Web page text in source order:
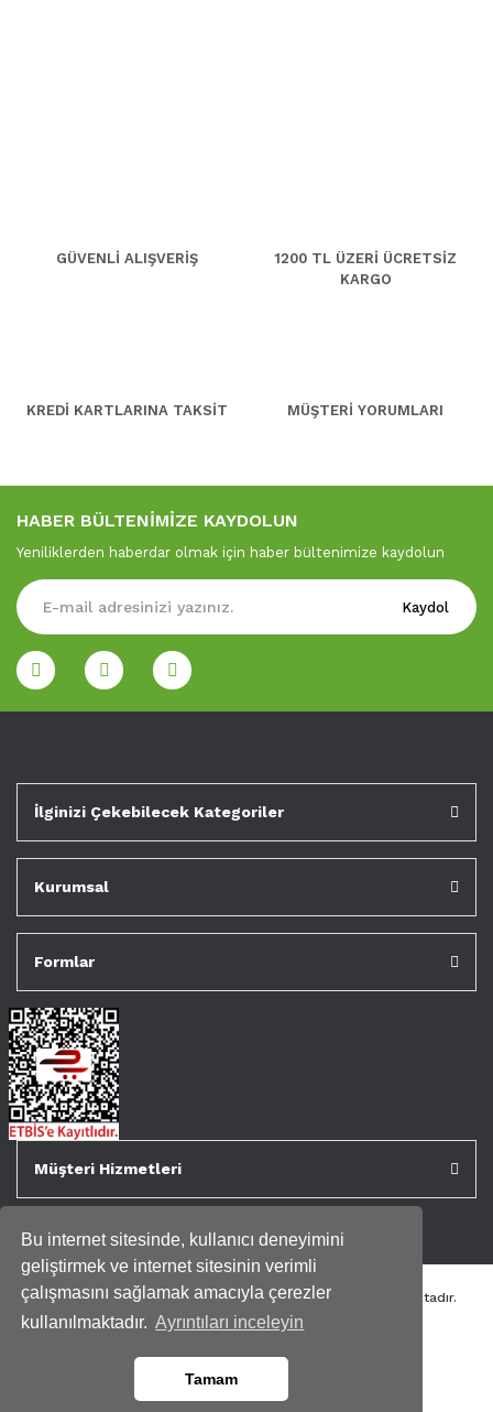
Bu internet sitesinde, kullanıcı deneyimini
geliştirmek ve internet sitesinin verimli
çalışmasını sağlamak amacıyla çerezler
kullanılmaktadır. Ayrıntıları inceleyin
Tamam
GÜVENLİ ALIŞVERİŞ
1200 TL ÜZERİ ÜCRETSİZ
KARGO
KREDİ KARTLARINA TAKSİT MÜŞTERİ YORUMLARI
HABER BÜLTENİMİZE KAYDOLUN
Yeniliklerden haberdar olmak için haber bültenimize kaydolun
Kaydol
İlginizi Çekebilecek Kategoriler
Kurumsal
Formlar
Müşteri Hizmetleri
Tüm kredi kartı bilgileriniz 256bit SSL Sertifikası ile korunmaktadır.
Genispencere.com Tüm Hakları Saklıdır.